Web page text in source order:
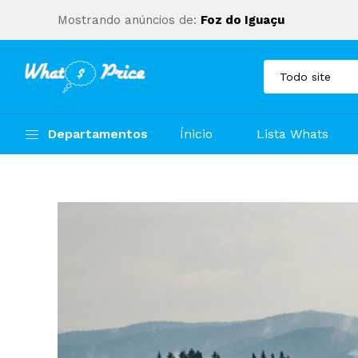
Mostrando anúncios de: Foz do Iguaçu
Departamentos Ínicio Lista Whats